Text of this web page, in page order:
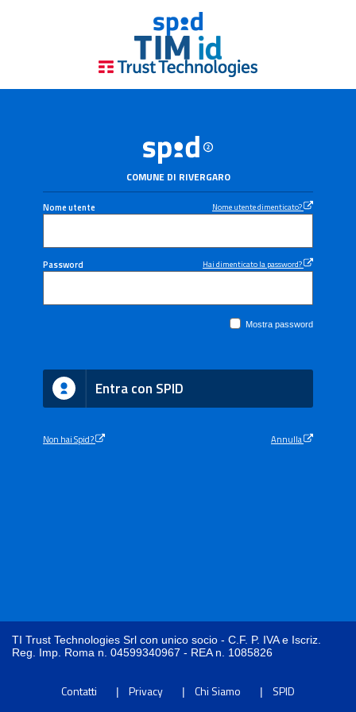
COMUNE DI RIVERGARO
Nome utente Nome utente dimenticato?
Password Hai dimenticato la password?
Mostra password
Entra con SPID
Non hai Spid? Annulla
TI Trust Technologies Srl con unico socio - C.F. P. IVA e Iscriz.
Reg. Imp. Roma n. 04599340967 - REA n. 1085826
Contatti Privacy Chi Siamo SPID